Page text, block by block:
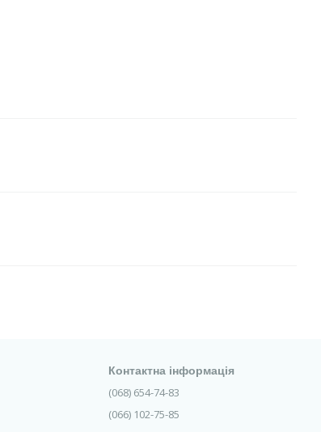
Контактна інформація
(068) 654-74-83
(066) 102-75-85